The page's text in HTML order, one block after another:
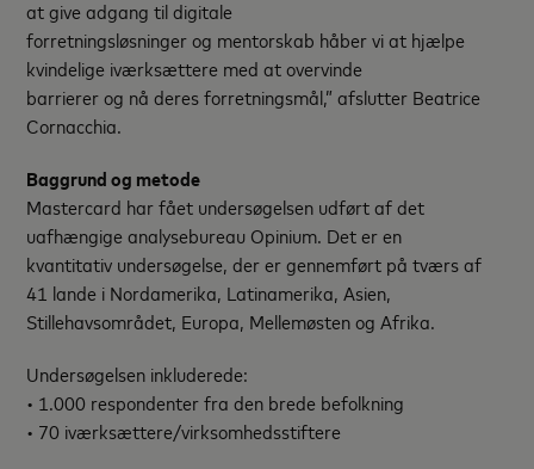
at give adgang til digitale
forretningsløsninger og mentorskab håber vi at hjælpe
kvindelige iværksættere med at overvinde
barrierer og nå deres forretningsmål,” afslutter Beatrice
Cornacchia.
Baggrund og metode
Mastercard har fået undersøgelsen udført af det
uafhængige analysebureau Opinium. Det er en
kvantitativ undersøgelse, der er gennemført på tværs af
41 lande i Nordamerika, Latinamerika, Asien,
Stillehavsområdet, Europa, Mellemøsten og Afrika.
Undersøgelsen inkluderede:
• 1.000 respondenter fra den brede befolkning
• 70 iværksættere/virksomhedsstiftere